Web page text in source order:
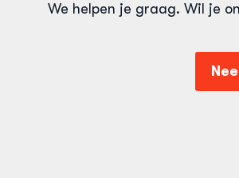
geen account aanmaken
laatste e-mail die je hebt
de eerste keer in. Werkt dit
We helpen je graag. Wil je